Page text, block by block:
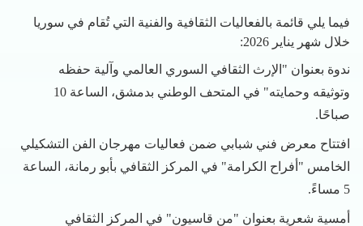
فيما يلي قائمة بالفعاليات الثقافية والفنية التي تُقام في سوريا
خلال شهر يناير 2026:
ندوة بعنوان "الإرث الثقافي السوري العالمي وآلية حفظه
وتوثيقه وحمايته" في المتحف الوطني بدمشق، الساعة 10
صباحًا.
افتتاح معرض فني شبابي ضمن فعاليات مهرجان الفن التشكيلي
الخامس "أفراح الكرامة" في المركز الثقافي بأبو رمانة، الساعة
5 مساءً.
أمسية شعرية بعنوان "من قاسيون" في المركز الثقافي